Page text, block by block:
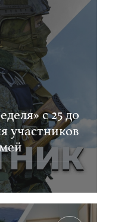
с 25 до
участников